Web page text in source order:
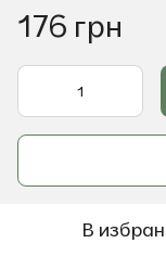
176 грн
В